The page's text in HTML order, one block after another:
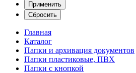
Применить
Сбросить
Главная
Каталог
Папки и архивация документов
Папки пластиковые, ПВХ
Папки с кнопкой